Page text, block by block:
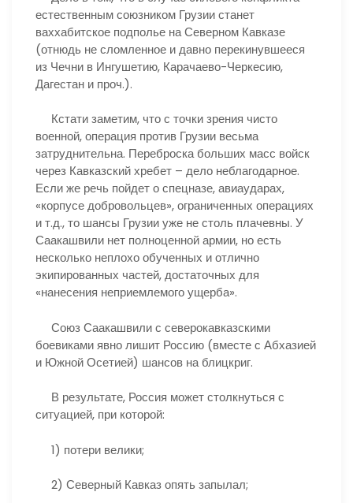
естественным союзником Грузии станет
ваххабитское подполье на Северном Кавказе
(отнюдь не сломленное и давно перекинувшееся
из Чечни в Ингушетию, Карачаево-Черкесию,
Дагестан и проч.).
Кстати заметим, что с точки зрения чисто
военной, операция против Грузии весьма
затруднительна. Переброска больших масс войск
через Кавказский хребет – дело неблагодарное.
Если же речь пойдет о спецназе, авиаударах,
«корпусе добровольцев», ограниченных операциях
и т.д., то шансы Грузии уже не столь плачевны. У
Саакашвили нет полноценной армии, но есть
несколько неплохо обученных и отлично
экипированных частей, достаточных для
«нанесения неприемлемого ущерба».
Союз Саакашвили с северокавказскими
боевиками явно лишит Россию (вместе с Абхазией
и Южной Осетией) шансов на блицкриг.
В результате, Россия может столкнуться с
ситуацией, при которой:
1) потери велики;
2) Северный Кавказ опять запылал;